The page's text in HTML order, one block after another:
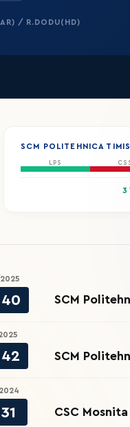
/ R.DODU(HD)
SCM POLITEHNICA
LPS
3
40 SCM
42 SCM
31 CSC Mosnita